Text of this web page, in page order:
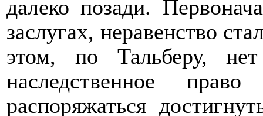
далеко позади.
заслугах, неравенство
этом, по Тальберу, нет
наследственное
распоряжаться